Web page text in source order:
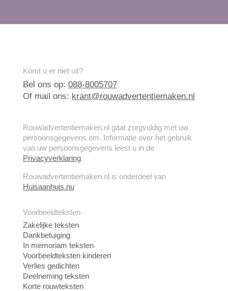
Komt u er niet uit?
Bel ons op: 088-8005707
Of mail ons: krant@rouwadvertentiemaken.nl
Rouwadvertentiemaken.nl gaat zorgvuldig met uw
persoonsgegevens om. Informatie over het gebruik
van uw persoonsgegevens leest u in de
Privacyverklaring.
Rouwadvertentiemaken.nl is onderdeel van
Huisaanhuis.nu
Voorbeeldteksten
Zakelijke teksten
Dankbetuiging
In memoriam teksten
Voorbeeldteksten kinderen
Verlies gedichten
Deelneming teksten
Korte rouwteksten